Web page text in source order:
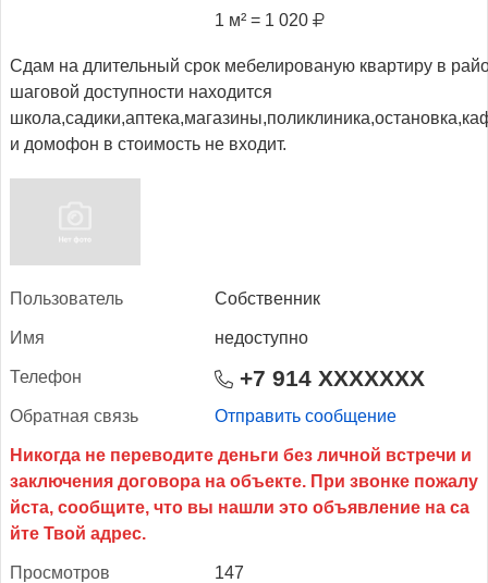
1 м² = 1 020
Сдам на длительный срок мебелированую квартиру в
шаговой доступности находится
и домофон в стоимость не входит.
Поль­зо­ватель Собственник
Имя недоступно
Те­лефон +7 914 XXXXXXX
Об­ратная связь Отправить сообщение
Прос­мотров 147